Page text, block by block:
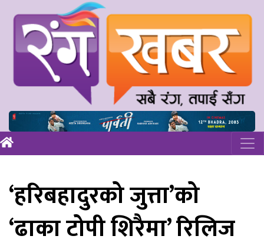
‘हरिबहादुरको जुत्ता’को
‘ढाका टोपी शिरैमा’ रिलिज